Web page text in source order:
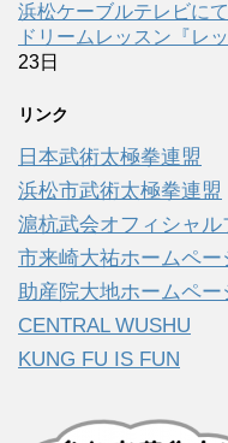
浜松ケーブルテレビに
ドリームレッスン『レ
23日
リンク
日本武術太極拳連盟
浜松市武術太極拳連盟
滬杭武会オフィシャル
市来崎大祐ホームペー
助産院大地ホームペー
CENTRAL WUSHU
KUNG FU IS FUN